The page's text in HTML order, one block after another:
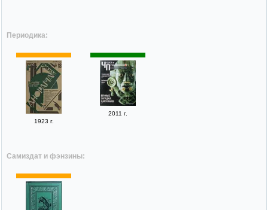
Периодика:
1923 г.
2011 г.
Самиздат и фэнзины: